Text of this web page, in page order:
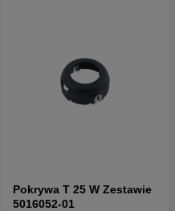
Pokrywa T 25 W Zestawie
5016052-01